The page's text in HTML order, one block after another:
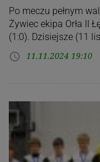
Po meczu pełnym
Żywiec ekipa Orła II
(1:0). Dzisiejsze (11
access_time 11.11.2024 19:10